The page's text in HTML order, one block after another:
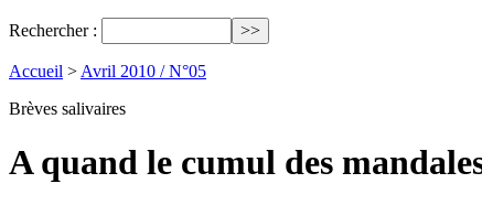
Rechercher :
Accueil > Avril 2010 / N°05
Brèves salivaires
A quand le cumul des